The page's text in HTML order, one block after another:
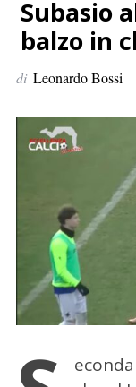
e
r
Subasio
balzo in
di Leonardo Bossi